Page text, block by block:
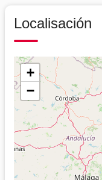
Localisación
+
−